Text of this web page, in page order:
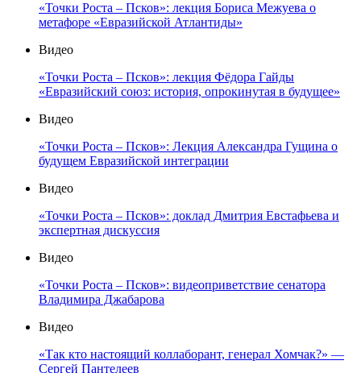
«Точки Роста – Псков»: лекция Бориса Межуева о
метафоре «Евразийской Атлантиды»
Видео
«Точки Роста – Псков»: лекция Фёдора Гайды
«Евразийский союз: история, опрокинутая в будущее»
Видео
«Точки Роста – Псков»: Лекция Александра Гущина о
будущем Евразийской интеграции
Видео
«Точки Роста – Псков»: доклад Дмитрия Евстафьева и
экспертная дискуссия
Видео
«Точки Роста – Псков»: видеоприветствие сенатора
Владимира Джабарова
Видео
«Так кто настоящий коллаборант, генерал Хомчак?» —
Сергей Пантелеев